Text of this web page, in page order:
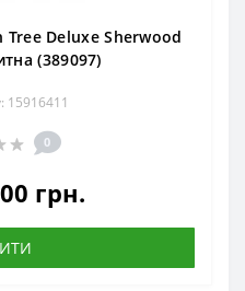
Deluxe Sherwood
(389097)
15916411
0
грн.